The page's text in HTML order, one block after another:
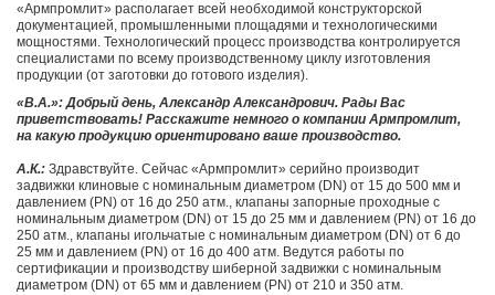
«Армпромлит» располагает всей необходимой конструкторской
документацией, промышленными площадями и технологическими
мощностями. Технологический процесс производства контролируется
специалистами по всему производственному циклу изготовления
продукции (от заготовки до готового изделия).
«В.А.»: Добрый день, Александр Александрович. Рады Вас
приветствовать! Расскажите немного о компании Армпромлит,
на какую продукцию ориентировано ваше производство.
А.К.: Здравствуйте. Сейчас «Армпромлит» серийно производит
задвижки клиновые с номинальным диаметром (DN) от 15 до 500 мм и
давлением (PN) от 16 до 250 атм., клапаны запорные проходные с
номинальным диаметром (DN) от 15 до 25 мм и давлением (PN) от 16 до
250 атм., клапаны игольчатые с номинальным диаметром (DN) от 6 до
25 мм и давлением (PN) от 16 до 400 атм. Ведутся работы по
сертификации и производству шиберной задвижки с номинальным
диаметром (DN) от 65 мм и давлением (PN) от 210 и 350 атм.